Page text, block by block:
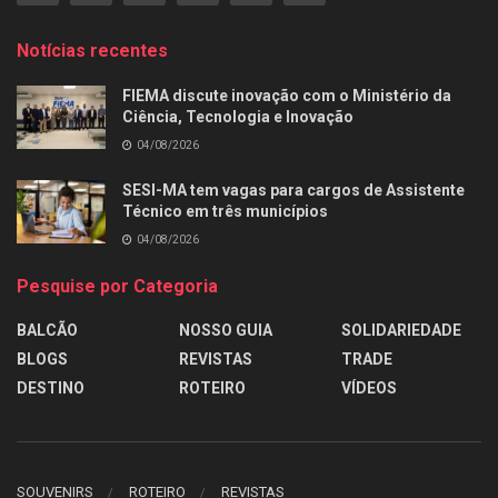
Notícias recentes
FIEMA discute inovação com o Ministério da
Ciência, Tecnologia e Inovação
04/08/2026
SESI-MA tem vagas para cargos de Assistente
Técnico em três municípios
04/08/2026
Pesquise por Categoria
BALCÃO
BLOGS
DESTINO
NOSSO GUIA
REVISTAS
ROTEIRO
SOLIDARIEDADE
TRADE
VÍDEOS
SOUVENIRS ROTEIRO REVISTAS